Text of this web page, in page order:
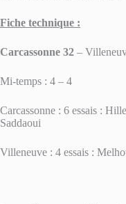
Fiche technique :
Carcassonne 32 –
Mi-temps : 4 – 4
Carcassonne : 6 essais :
Saddaoui
Villeneuve : 4 essais :